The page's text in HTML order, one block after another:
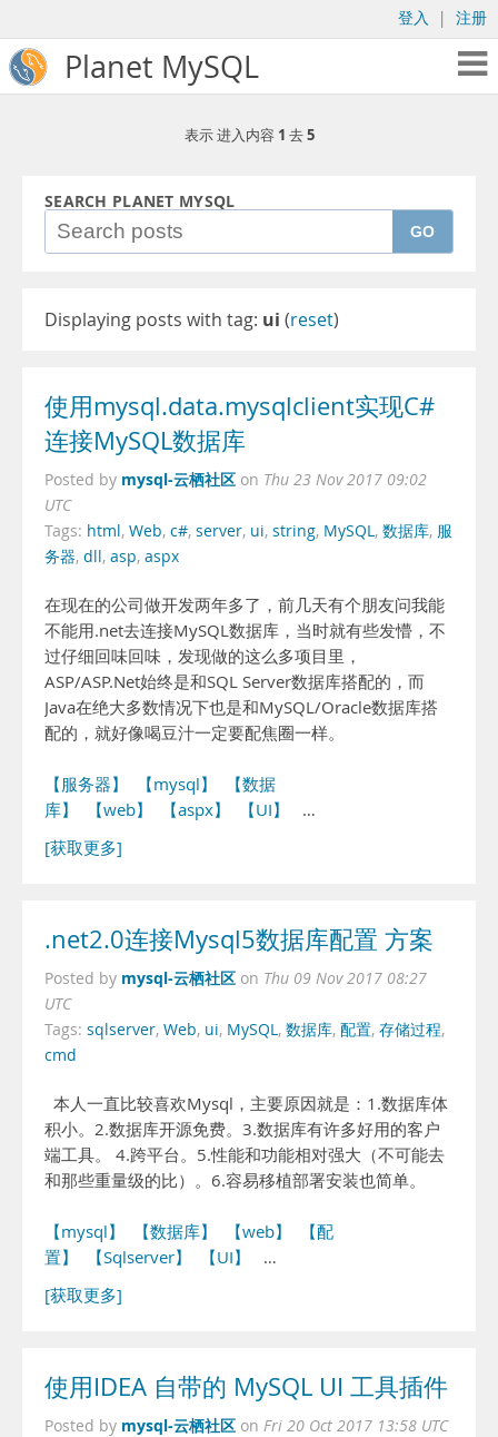
登入 | 注册
Planet MySQL
表示 进入内容 1 去5
SEARCH PLANET MYSQL
GO
Displaying posts with tag: ui (reset)
使用mysql.data.mysqlclient实现C#
连接MySQL数据库
Posted by mysql-云栖社区 on Thu 23 Nov 2017 09:02
UTC
Tags: html, Web, c#, server, ui, string, MySQL, 数据库, 服
务器, dll, asp, aspx
在现在的公司做开发两年多了，前几天有个朋友问我能
不能用.net去连接MySQL数据库，当时就有些发懵，不
过仔细回味回味，发现做的这么多项目里，
ASP/ASP.Net始终是和SQL Server数据库搭配的，而
Java在绝大多数情况下也是和MySQL/Oracle数据库搭
配的，就好像喝豆汁一定要配焦圈一样。
【服务器】 【mysql】
【数据
库】
【web】 【aspx】 【UI】
…
[获取更多]
.net2.0连接Mysql5数据库配置 方案
Posted by mysql-云栖社区 on Thu 09 Nov 2017 08:27
UTC
Tags: sqlserver, Web, ui, MySQL, 数据库, 配置, 存储过程,
cmd
本人一直比较喜欢Mysql，主要原因就是：1.数据库体
积小。2.数据库开源免费。3.数据库有许多好用的客户
端工具。 4.跨平台。5.性能和功能相对强大（不可能去
和那些重量级的比）。6.容易移植部署安装也简单。
【mysql】 【数据库】 【web】
【配
置】
【Sqlserver】 【UI】
…
[获取更多]
使用IDEA 自带的 MySQL UI 工具插件
Posted by mysql-云栖社区 on Fri 20 Oct 2017 13:58 UTC